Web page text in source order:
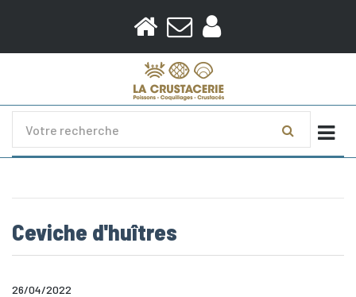
Ceviche d'huîtres
26/04/2022